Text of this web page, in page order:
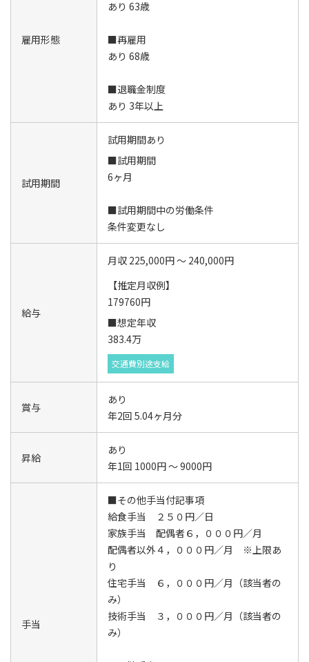
雇用形態
あり 63歳
■再雇用
あり 68歳
■退職金制度
あり 3年以上
試用期間
試用期間あり
■試用期間
6ヶ月
■試用期間中の労働条件
条件変更なし
給与
月収 225,000円 ～ 240,000円
【推定月収例】
179760円
■想定年収
383.4万
交通費別途支給
賞与
あり
年2回 5.04ヶ月分
昇給
あり
年1回 1000円 ～ 9000円
手当
■その他手当付記事項
給食手当 ２５０円／日
家族手当 配偶者６，０００円／月
配偶者以外４，０００円／月 ※上限あ
り
住宅手当 ６，０００円／月（該当者の
み）
技術手当 ３，０００円／月（該当者の
み）